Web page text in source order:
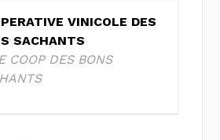
VINICOLE DES
SACHANTS
COOP DES BONS